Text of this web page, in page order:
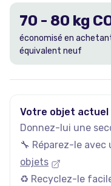
70 - 80 kg
économisé en
équivalent neuf
Votre objet actuel
Donnez-lui une
🔧 Réparez-le avec
objets
♻️ Recyclez-le